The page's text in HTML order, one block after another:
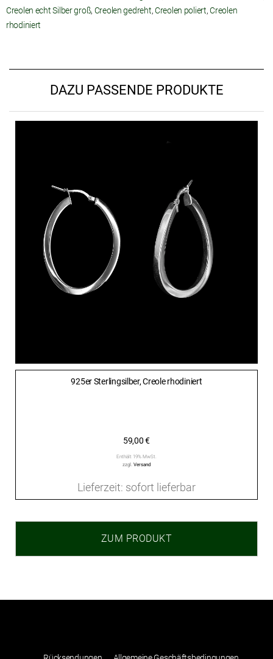
Creolen echt Silber groß, Creolen gedreht,Creolen poliert,Creolen
rhodiniert
DAZU PASSENDE PRODUKTE
925er Sterlingsilber, Creole rhodiniert
59,00€
Enthält 19% MwSt.
zzgl. Versand
Lieferzeit: sofort lieferbar
ZUM PRODUKT